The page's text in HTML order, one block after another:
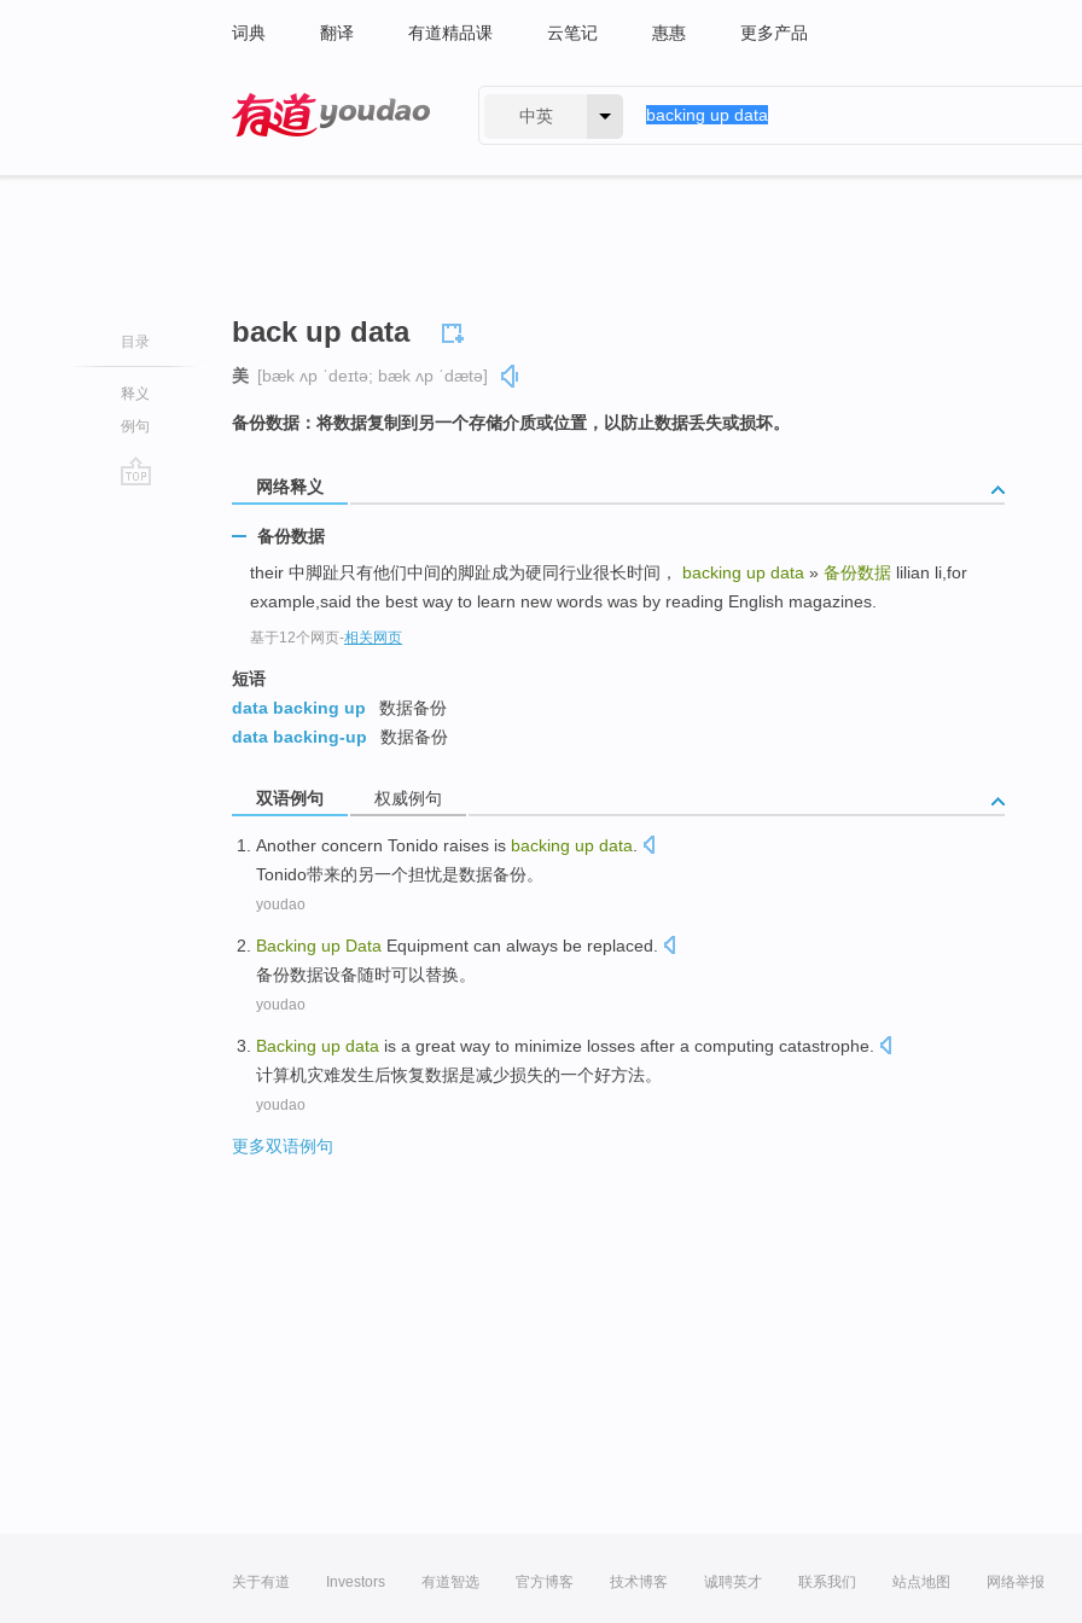
词典 翻译 有道精品课 云笔记 惠惠 更多产品
中英
目录
释义
例句
back up data
美 [bæk ʌp ˈdeɪtə; bæk ʌp ˈdætə]
备份数据：将数据复制到另一个存储介质或位置，以防止数据丢失或损坏。
网络释义
备份数据
their 中脚趾只有他们中间的脚趾成为硬同行业很长时间， backing up data » 备份数据 lilian li,for
example,said the best way to learn new words was by reading English magazines.
基于12个网页-相关网页
短语
data backing up
数据备份
data backing-up
数据备份
双语例句 权威例句
Another concern Tonido raises is backing up data.
Tonido带来的另一个担忧是数据备份。
youdao
Backing up Data Equipment can always be replaced
备份数据设备随时可以替换。
youdao
Backing up data is a great way to minimize losses after a computing catastrophe
计算机灾难发生后恢复数据是减少损失的一个好方法。
youdao
更多双语例句
关于有道 Investors 有道智选 官方博客 技术博客 诚聘英才 联系我们 站点地图 网络举报